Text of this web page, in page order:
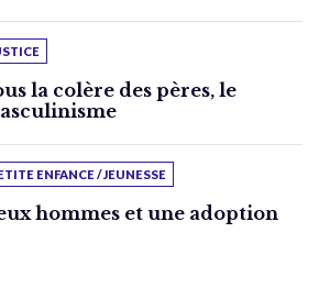
la colère des pères, le
ENFANCE / JEUNESSE
hommes et une adoption